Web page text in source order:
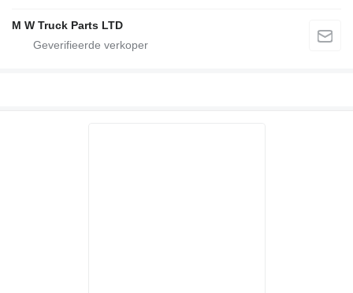
M W Truck Parts LTD